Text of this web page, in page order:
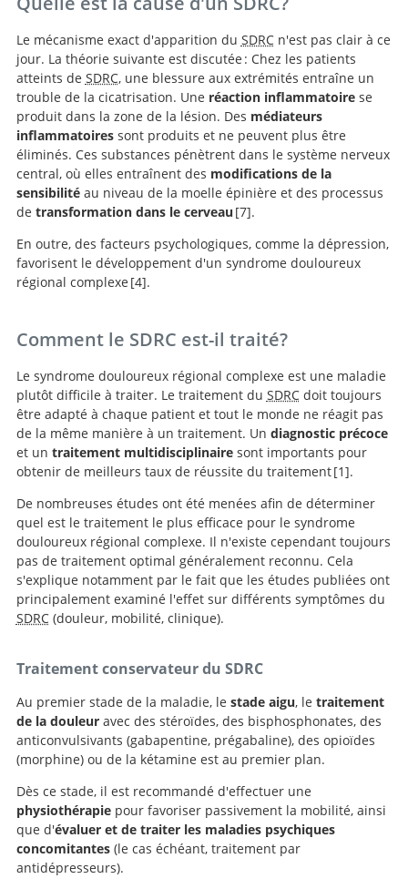
Le mécanisme exact d'apparition du SDRCn'est pas clair à ce
jour. La théorie suivante est discutée : Chez les patients
atteints de SDRC, une blessure aux extrémités entraîne un
trouble de la cicatrisation. Une réaction inflammatoirese
produit dans la zone de la lésion. Des médiateurs
inflammatoiressont produits et ne peuvent plus être
éliminés. Ces substances pénètrent dans le système nerveux
central, où elles entraînent des modifications de la
sensibilité au niveau de la moelle épinière et des processus
de transformation dans le cerveau 7
Complex regional pain
syndrome: a recent update.
.
En outre, des facteurs psychologiques, comme la dépression,
favorisent le développement d'un syndrome douloureux
régional complexe 4
regionaler Schmerzsyndrome (CRPS).
.
Comment le SDRC est-il traité?
Le syndrome douloureux régional complexe est une maladie
plutôt difficile à traiter. Le traitement du SDRCdoit toujours
être adapté à chaque patient et tout le monde ne réagit pas
de la même manière à un traitement. Un diagnostic précoce
et un traitement multidisciplinairesont importants pour
obtenir de meilleurs taux de réussite du traitement 1
Complex regional pain syndrome-
up-to-date.
.
De nombreuses études ont été menées afin de déterminer
quel est le traitement le plus efficace pour le syndrome
douloureux régional complexe. Il n'existe cependant toujours
pas de traitement optimal généralement reconnu. Cela
s'explique notamment par le fait que les études publiées ont
principalement examiné l'effet sur différents symptômes du
SDRC(douleur, mobilité, clinique).
Traitement conservateur du SDRC
Au premier stade de la maladie, le stade aigu, le traitement
de la douleuravec des stéroïdes, des bisphosphonates, des
anticonvulsivants (gabapentine, prégabaline), des opioïdes
(morphine) ou de la kétamine est au premier plan.
Dès ce stade, il est recommandé d'effectuer une
physiothérapiepour favoriser passivement la mobilité, ainsi
que d'évaluer et de traiter les maladies psychiques
concomitantes (le cas échéant, traitement par
antidépresseurs).